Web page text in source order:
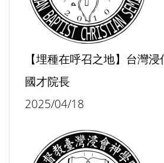
【埋種在呼召之地】台灣
國才院長
2025/04/18